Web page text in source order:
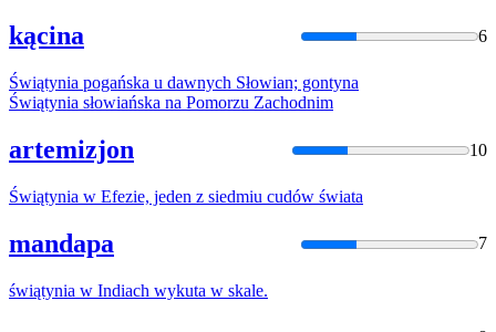
kącina 6
Świątynia pogańska u dawnych Słowian; gontyna
Świątynia słowiańska na Pomorzu Zachodnim
artemizjon 10
Świątynia w Efezie, jeden z siedmiu cudów świata
mandapa 7
świątynia w Indiach wykuta w skale.